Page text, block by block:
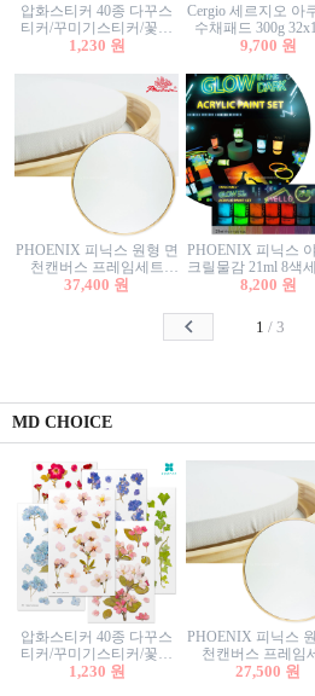
압화스티커 40종 다꾸스
티커/꾸미기스티커/꽃스
티커/압화꽃책갈피/팬시
1,230 원
Cergio 세르지오 아
수채패드 300g
12매 1면제본
9,700 원
PHOENIX 피닉스 원형 면
천캔버스 프레임세트
40cm/원형캔버스/플로팅
37,400 원
PHOENIX 피닉스
크릴물감 21ml 8색
광물감
8,200 원
1 / 3
MD CHOICE
압화스티커 40종 다꾸스
티커/꾸미기스티커/꽃스
티커/압화꽃책갈피/팬시
1,230 원
PHOENIX 피닉스
천캔버스 프레임
30cm/원형캔버스/플
27,500 원